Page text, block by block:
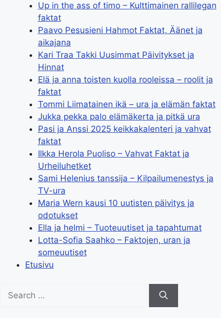
Up in the ass of timo – Kulttimainen rallilegan
faktat
Paavo Pesusieni Hahmot Faktat, Äänet ja
aikajana
Kari Traa Takki Uusimmat Päivitykset ja
Hinnat
Elä ja anna toisten kuolla rooleissa – roolit ja
faktat
Tommi Liimatainen ikä – ura ja elämän faktat
Jukka pekka palo elämäkerta ja pitkä ura
Pasi ja Anssi 2025 keikkakalenteri ja vahvat
faktat
Ilkka Herola Puoliso – Vahvat Faktat ja
Urheiluhetket
Sami Helenius tanssija – Kilpailumenestys ja
TV-ura
Maria Wern kausi 10 uutisten päivitys ja
odotukset
Ella ja helmi – Tuoteuutiset ja tapahtumat
Lotta-Sofia Saahko – Faktojen, uran ja
someuutiset
Etusivu
for: